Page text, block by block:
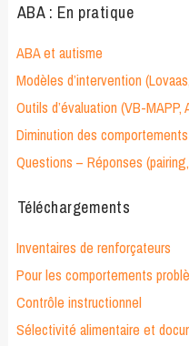
ABA : En pratique
ABA et autisme
Modèles d’intervention
Outils d’évaluation (VB-
Diminution des
Questions – Réponses
Téléchargements
Inventaires de renforçateurs
Pour les comportements
Contrôle instructionnel
Sélectivité alimentaire et